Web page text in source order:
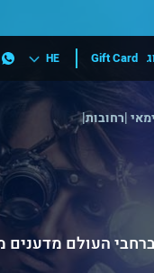
Gift Card
HE
|רחובות|
העולם